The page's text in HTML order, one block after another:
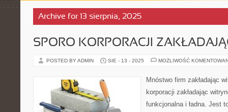
Archive for 13 sierpnia, 2025
SPORO KORPORACJI
POSTED BY ADMIN SIE - 13 - 2025 MOŻLIWOŚĆ
Mnóstwo firm zakładając
korporacji zakładając
funkcjonalna i ładna. Jest